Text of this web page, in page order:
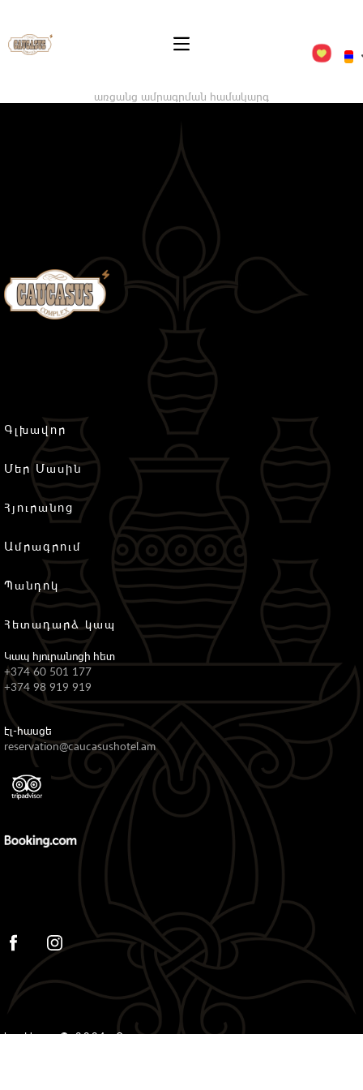
առցանց ամրագրման համակարգ
Գլխավոր
Մեր Մասին
Հյուրանոց
Ամրագրում
Պանդոկ
Հետադարձ կապ
Կապ հյուրանոցի հետ
+374 60 501 177
+374 98 919 919
էլ-հասցե
reservation@caucasushotel.am
Կովկաս © 2024. Բոլոր